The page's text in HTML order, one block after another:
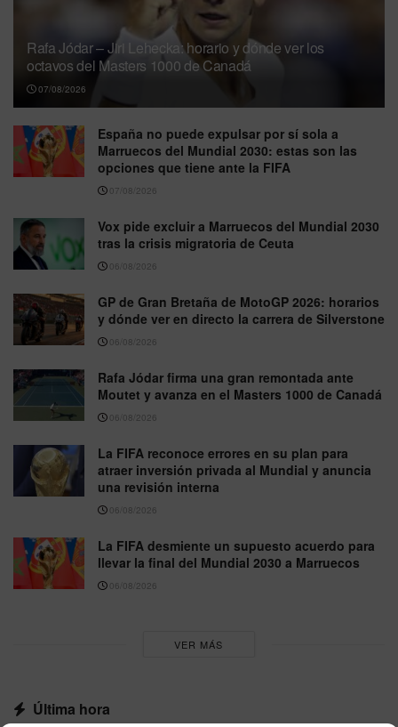
Rafa Jódar – Jiri Lehecka: horario y dónde ver los
octavos del Masters 1000 de Canadá
07/08/2026
España no puede expulsar por sí sola a
Marruecos del Mundial 2030: estas son las
opciones que tiene ante la FIFA
07/08/2026
Vox pide excluir a Marruecos del Mundial 2030
tras la crisis migratoria de Ceuta
06/08/2026
GP de Gran Bretaña de MotoGP 2026: horarios
y dónde ver en directo la carrera de Silverstone
06/08/2026
Rafa Jódar firma una gran remontada ante
Moutet y avanza en el Masters 1000 de Canadá
06/08/2026
La FIFA reconoce errores en su plan para
atraer inversión privada al Mundial y anuncia
una revisión interna
06/08/2026
La FIFA desmiente un supuesto acuerdo para
llevar la final del Mundial 2030 a Marruecos
06/08/2026
VER MÁS
Última hora